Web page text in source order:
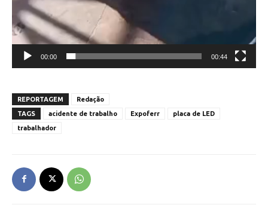
00:00 00:44
REPORTAGEM
Redação
TAGS
acidente de trabalho Expoferr
placa de LED
trabalhador